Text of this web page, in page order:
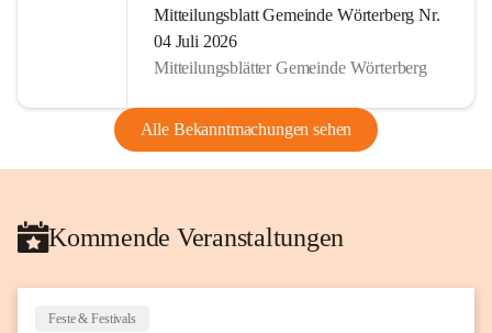
Mitteilungsblatt Gemeinde Wörterberg Nr.
04 Juli 2026
Mitteilungsblätter Gemeinde Wörterberg
Alle Bekanntmachungen sehen
Kommende Veranstaltungen
Feste & Festivals